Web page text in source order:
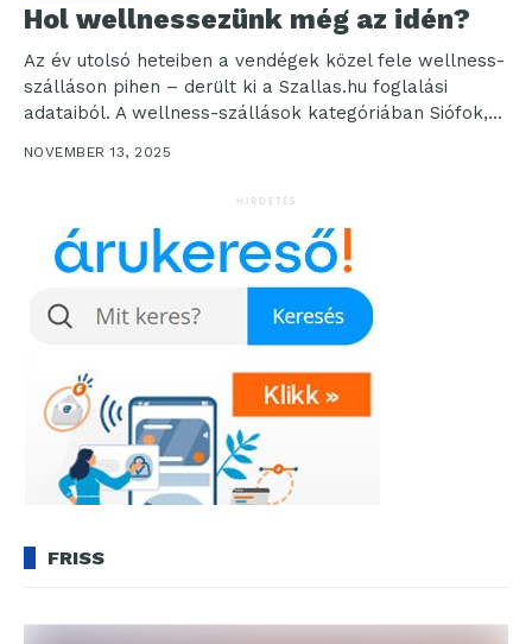
Hol wellnessezünk még az idén?
Az év utolsó heteiben a vendégek közel fele wellness-
szálláson pihen – derült ki a Szallas.hu foglalási
adataiból. A wellness-szállások kategóriában Siófok,
NOVEMBER 13, 2025
HIRDETÉS
FRISS